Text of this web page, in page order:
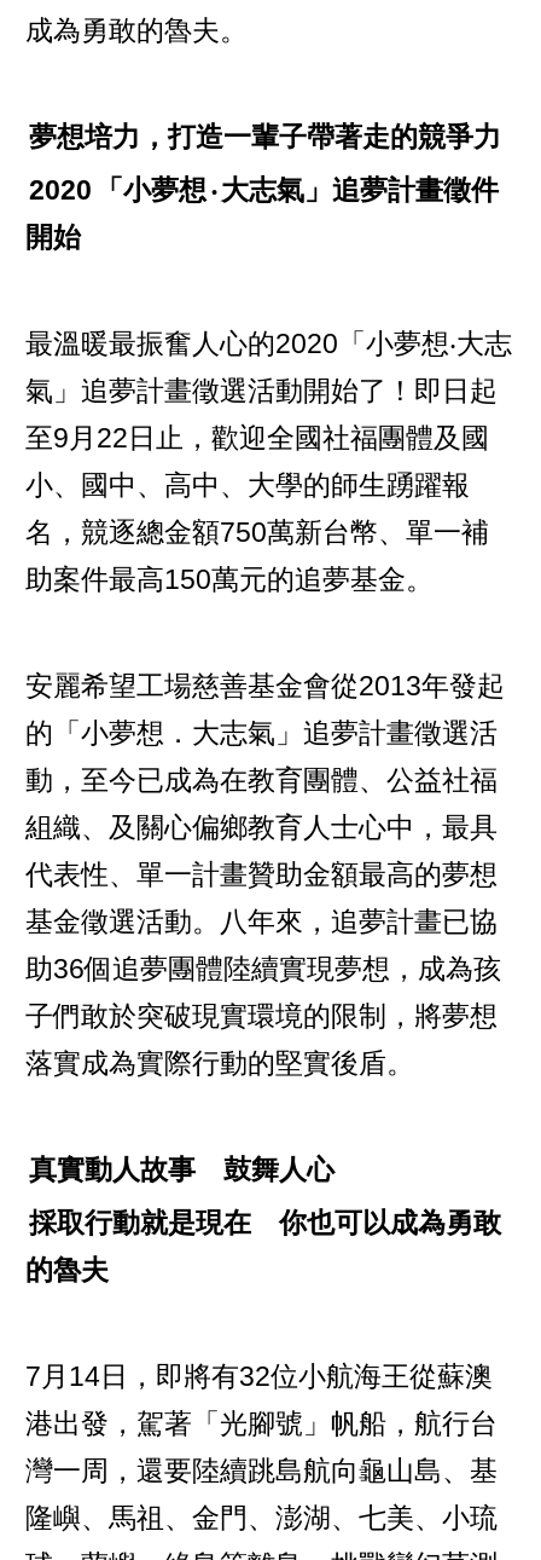
成為勇敢的魯夫。
夢想培力，打造一輩子帶著走的競爭力
2020
「小夢想‧大志氣」追夢計畫徵件
開始
最溫暖最振奮人心的2020「小夢想‧大志
氣」追夢計畫徵選活動開始了！即日起
至9月22日止，歡迎全國社福團體及國
小、國中、高中、大學的師生踴躍報
名，競逐總金額750萬新台幣、單一補
助案件最高150萬元的追夢基金。
安麗希望工場慈善基金會從2013年發起
的「小夢想．大志氣」追夢計畫徵選活
動，至今已成為在教育團體、公益社福
組織、及關心偏鄉教育人士心中，最具
代表性、單一計畫贊助金額最高的夢想
基金徵選活動。八年來，追夢計畫已協
助36個追夢團體陸續實現夢想，成為孩
子們敢於突破現實環境的限制，將夢想
落實成為實際行動的堅實後盾。
真實動人故事 鼓舞人心
採取行動就是現在 你也可以成為勇敢
的魯夫
7月14日，即將有32位小航海王從蘇澳
港出發，駕著「光腳號」帆船，航行台
灣一周，還要陸續跳島航向龜山島、基
隆嶼、馬祖、金門、澎湖、七美、小琉